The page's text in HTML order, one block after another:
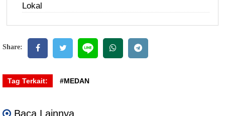
Lokal
Share:
Tag Terkait: #MEDAN
Baca Lainnya